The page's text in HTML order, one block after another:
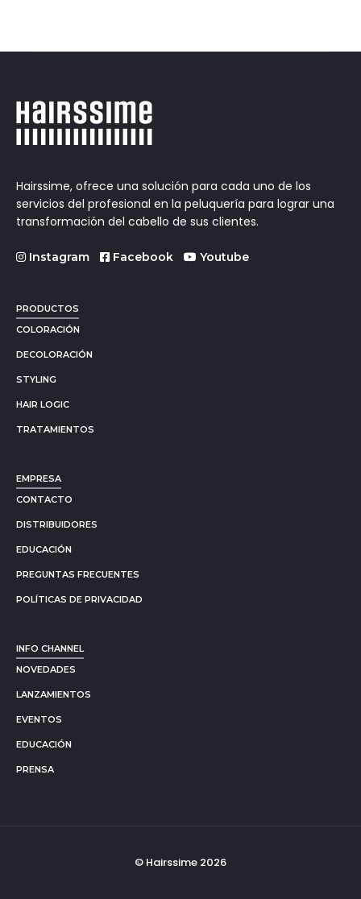
Hairssime, ofrece una solución para cada uno de los
servicios del profesional en la peluquería para lograr una
transformación del cabello de sus clientes.
Instagram Facebook Youtube
PRODUCTOS
COLORACIÓN
DECOLORACIÓN
STYLING
HAIR LOGIC
TRATAMIENTOS
EMPRESA
CONTACTO
DISTRIBUIDORES
EDUCACIÓN
PREGUNTAS FRECUENTES
POLÍTICAS DE PRIVACIDAD
INFO CHANNEL
NOVEDADES
LANZAMIENTOS
EVENTOS
EDUCACIÓN
PRENSA
© Hairssime 2026